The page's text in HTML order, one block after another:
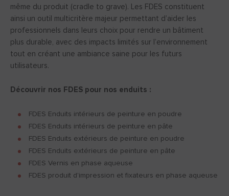
même du produit (cradle to grave). Les FDES constituent
ainsi un outil multicritère majeur permettant d’aider les
professionnels dans leurs choix pour rendre un bâtiment
plus durable, avec des impacts limités sur l’environnement
tout en créant une ambiance saine pour les futurs
utilisateurs.
Découvrir nos FDES pour nos enduits :
FDES Enduits intérieurs de peinture en poudre
FDES Enduits intérieurs de peinture en pâte
FDES Enduits extérieurs de peinture en poudre
FDES Enduits extérieurs de peinture en pâte
FDES Vernis en phase aqueuse
FDES produit d'impression et fixateurs en phase aqueuse